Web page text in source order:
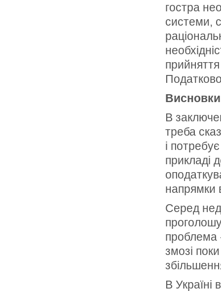
гостра
системи,
Висновки
В
треба
і
прикладі
напрямки
Серед
проблема
змозі
В Україні